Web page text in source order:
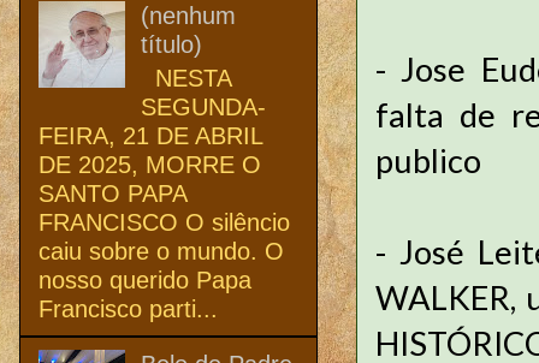
- Jose
falta de
publico
- José
WALKER,
(nenhum
título)
NESTA
SEGUNDA-
FEIRA, 21 DE ABRIL
DE 2025, MORRE O
SANTO PAPA
FRANCISCO O silêncio
caiu sobre o mundo. O
nosso querido Papa
Francisco parti...